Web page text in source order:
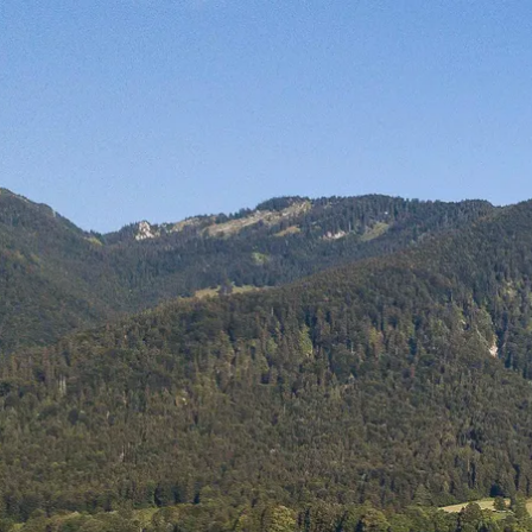
Radfahren &
Mountainbiken
Chiemsee &
Aktivitäten für die Familie
Winter
Golfen
&
Orte